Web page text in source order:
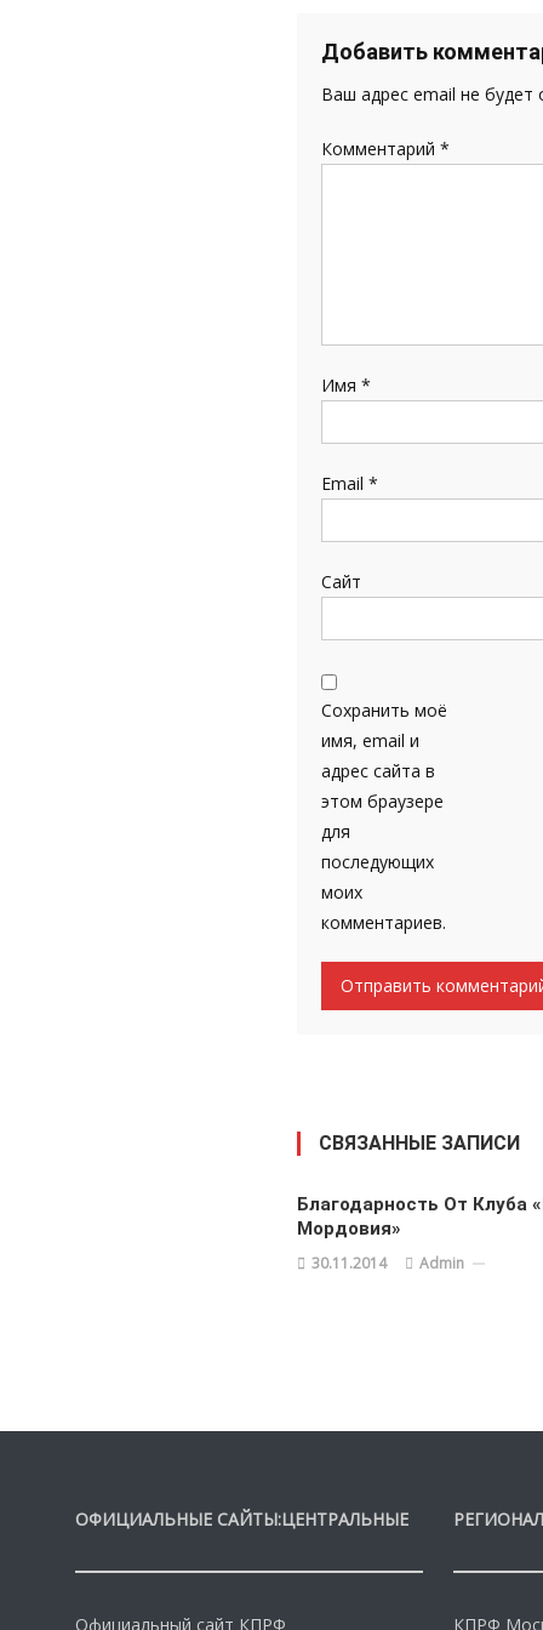
записям
Добавить
Ваш адрес email не будет
Комментарий *
Имя *
Email *
Сайт
Сохранить моё
имя, email и
адрес сайта в
этом браузере
для
последующих
моих
комментариев.
СВЯЗАННЫЕ ЗАПИСИ
Благодарность От Клуба
Мордовия»
30.11.2014 Admin
ОФИЦИАЛЬНЫЕ САЙТЫ:ЦЕНТРАЛЬНЫЕ
Официальный сайт КПРФ КПРФ